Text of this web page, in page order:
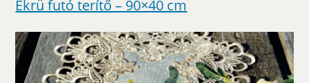
Ekrü futó terítő – 90×40 cm